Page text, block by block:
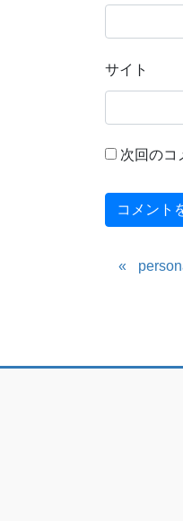
サイト
次回のコ